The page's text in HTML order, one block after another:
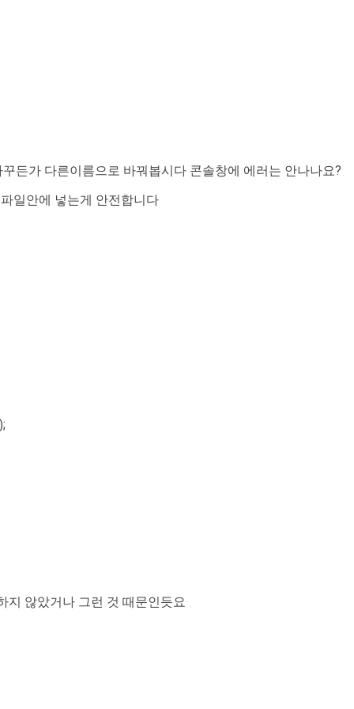
든가 다른이름으로 바꿔봅시다 콘솔창에 에러는 안나나요?
일안에 넣는게 안전합니다
지 않았거나 그런 것 때문인듯요